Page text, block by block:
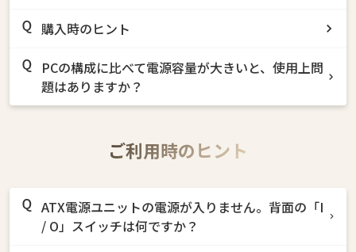
購入時のヒント
PCの構成に比べて電源容量が大きいと、使用上問
題はありますか？
ご利用時のヒント
ATX電源ユニットの電源が入りません。背面の「I
/ O」スイッチは何ですか？